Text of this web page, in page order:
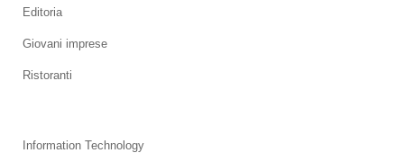
Editoria
Giovani imprese
Ristoranti
Information Technology